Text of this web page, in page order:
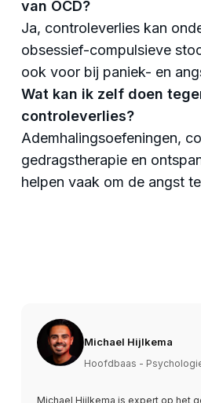
van OCD?
Ja, controleverlies kan
obsessief-compulsieve
ook voor bij paniek- en
Wat kan ik zelf doen
controleverlies?
Ademhalingsoefeningen,
gedragstherapie en
helpen vaak om de angst
Michael Hijlkema
Hoofdbaas -
Michael Hijlkema is expert op het